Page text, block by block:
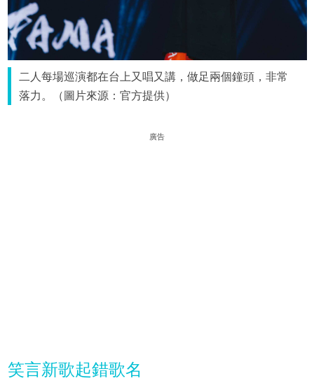
二人每場巡演都在台上又唱又講，做足兩個鐘頭，非常
落力。（圖片來源：官方提供）
廣告
笑言新歌起錯歌名